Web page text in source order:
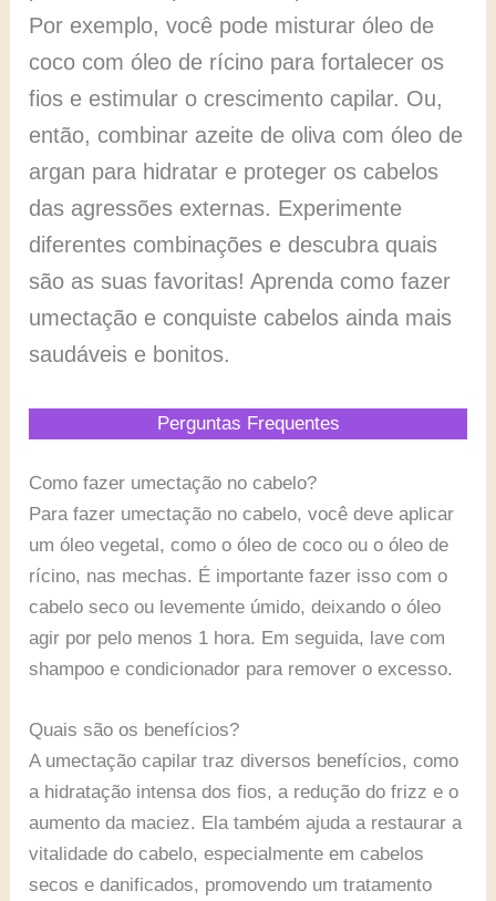
Por exemplo, você pode misturar óleo de
coco com óleo de rícino para fortalecer os
fios e estimular o crescimento capilar. Ou,
então, combinar azeite de oliva com óleo de
argan para hidratar e proteger os cabelos
das agressões externas. Experimente
diferentes combinações e descubra quais
são as suas favoritas! Aprenda como fazer
umectação e conquiste cabelos ainda mais
saudáveis e bonitos.
Perguntas Frequentes
Como fazer umectação no cabelo?
Para fazer umectação no cabelo, você deve aplicar
um óleo vegetal, como o óleo de coco ou o óleo de
rícino, nas mechas. É importante fazer isso com o
cabelo seco ou levemente úmido, deixando o óleo
agir por pelo menos 1 hora. Em seguida, lave com
shampoo e condicionador para remover o excesso.
Quais são os benefícios?
A umectação capilar traz diversos benefícios, como
a hidratação intensa dos fios, a redução do frizz e o
aumento da maciez. Ela também ajuda a restaurar a
vitalidade do cabelo, especialmente em cabelos
secos e danificados, promovendo um tratamento